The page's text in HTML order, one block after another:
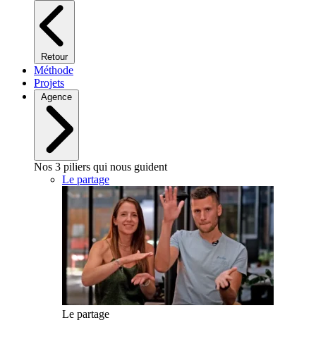
Retour
Méthode
Projets
Agence
Nos 3 piliers qui nous guident
Le partage
Le partage